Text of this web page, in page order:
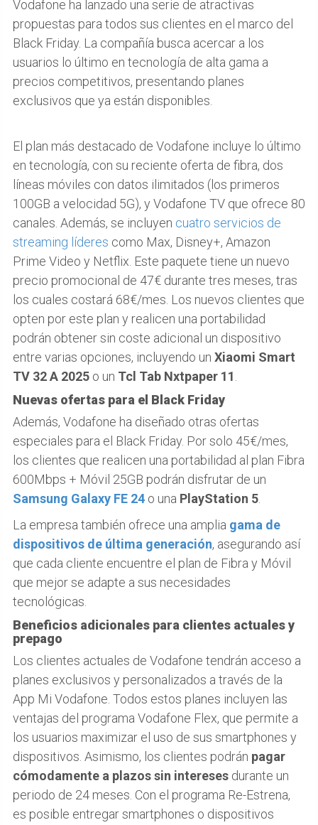
Vodafone ha lanzado una serie de atractivas
propuestas para todos sus clientes en el marco del
Black Friday. La compañía busca acercar a los
usuarios lo último en tecnología de alta gama a
precios competitivos, presentando planes
exclusivos que ya están disponibles.
El plan más destacado de Vodafone incluye lo último
en tecnología, con su reciente oferta de fibra, dos
líneas móviles con datos ilimitados (los primeros
100GB a velocidad 5G), y Vodafone TV que ofrece 80
canales. Además, se incluyen cuatro servicios de
streaming líderes como Max, Disney+, Amazon
Prime Video y Netflix. Este paquete tiene un nuevo
precio promocional de 47€ durante tres meses, tras
los cuales costará 68€/mes. Los nuevos clientes que
opten por este plan y realicen una portabilidad
podrán obtener sin coste adicional un dispositivo
entre varias opciones, incluyendo un Xiaomi Smart
TV 32 A 2025 o un Tcl Tab Nxtpaper 11
Nuevas ofertas para el Black Friday
Además, Vodafone ha diseñado otras ofertas
especiales para el Black Friday. Por solo 45€/mes,
los clientes que realicen una portabilidad al plan Fibra
600Mbps + Móvil 25GB podrán disfrutar de un
Samsung Galaxy FE 24 o una PlayStation 5
La empresa también ofrece una amplia gama de
dispositivos de última generación, asegurando así
que cada cliente encuentre el plan de Fibra y Móvil
que mejor se adapte a sus necesidades
tecnológicas.
Beneficios adicionales para clientes actuales y
prepago
Los clientes actuales de Vodafone tendrán acceso a
planes exclusivos y personalizados a través de la
App Mi Vodafone. Todos estos planes incluyen las
ventajas del programa Vodafone Flex, que permite a
los usuarios maximizar el uso de sus smartphones y
dispositivos. Asimismo, los clientes podrán pagar
cómodamente a plazos sin intereses durante un
periodo de 24 meses. Con el programa Re-Estrena,
es posible entregar smartphones o dispositivos